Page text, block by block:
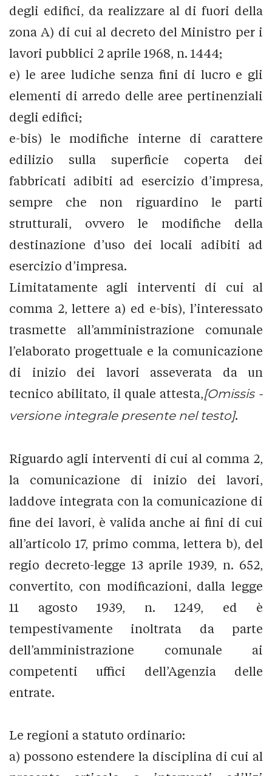
degli edifici, da realizzare al di fuori della
zona A) di cui al decreto del Ministro per i
lavori pubblici 2 aprile 1968, n. 1444;
e) le aree ludiche senza fini di lucro e gli
elementi di arredo delle aree pertinenziali
degli edifici;
e-bis) le modifiche interne di carattere
edilizio sulla superficie coperta dei
fabbricati adibiti ad esercizio d’impresa,
sempre che non riguardino le parti
strutturali, ovvero le modifiche della
destinazione d’uso dei locali adibiti ad
esercizio d’impresa.
Limitatamente agli interventi di cui al
comma 2, lettere a) ed e-bis), l’interessato
trasmette all’amministrazione comunale
l’elaborato progettuale e la comunicazione
di inizio dei lavori asseverata da un
tecnico abilitato, il quale attesta, [Omissis -
versione integrale presente nel testo].
Riguardo agli interventi di cui al comma 2,
la comunicazione di inizio dei lavori,
laddove integrata con la comunicazione di
fine dei lavori, è valida anche ai fini di cui
all’articolo 17, primo comma, lettera b), del
regio decreto-legge 13 aprile 1939, n. 652,
convertito, con modificazioni, dalla legge
11 agosto 1939, n. 1249, ed è
tempestivamente inoltrata da parte
dell’amministrazione comunale ai
competenti uffici dell’Agenzia delle
entrate.
Le regioni a statuto ordinario:
a) possono estendere la disciplina di cui al